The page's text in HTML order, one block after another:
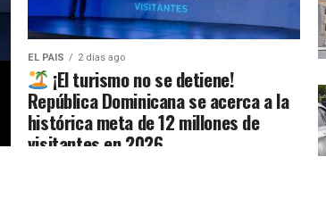
EL PAIS 2 días ago
¡El turismo no se detiene!
República Dominicana se acerca a la
histórica meta de 12 millones de
visitantes en 2026